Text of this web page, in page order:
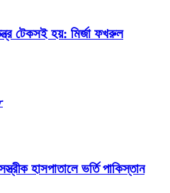
টেকসই হয়: মির্জা ফখরুল
হাসপাতালে ভর্তি পাকিস্তান